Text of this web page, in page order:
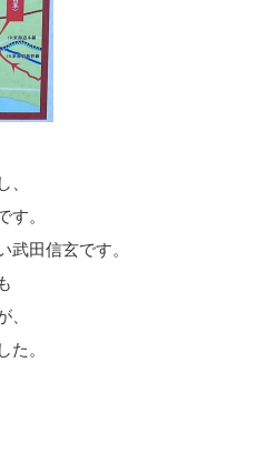
、
す。
武田信玄です。
、
た。